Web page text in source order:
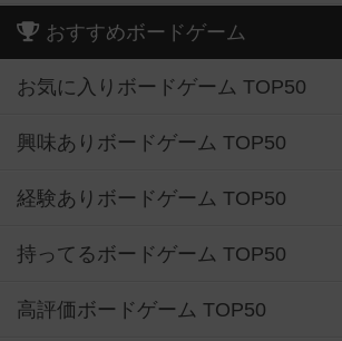
おすすめボードゲーム
お気に入りボードゲーム TOP50
興味ありボードゲーム TOP50
経験ありボードゲーム TOP50
持ってるボードゲーム TOP50
高評価ボードゲーム TOP50